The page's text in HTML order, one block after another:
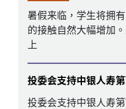
暑假来临，学生将拥
的接触自然大幅增加
上
投委会支持中银人寿
投委会支持中银人寿